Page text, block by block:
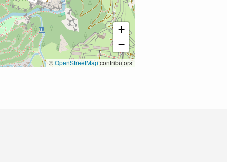
+
−
©OpenStreetMapcontributors